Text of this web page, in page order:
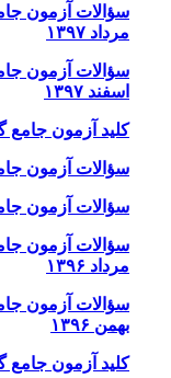
سؤالات آزمون
مرداد ۱۳۹۷
سؤالات آزمون
اسفند ۱۳۹۷
کلید آزمون جامع
سؤالات آزمون
سؤالات آزمون
سؤالات آزمون
مرداد ۱۳۹۶
سؤالات آزمون
بهمن ۱۳۹۶
کلید آزمون جامع